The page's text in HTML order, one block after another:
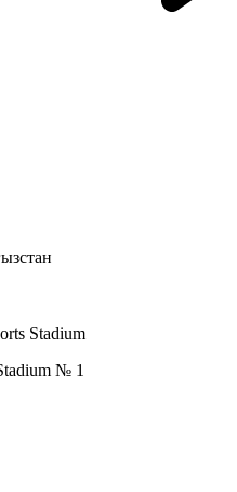
Stadium